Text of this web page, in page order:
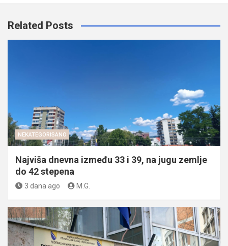
Related Posts
NEKATEGORISANO
Najviša dnevna između 33 i 39, na jugu zemlje
do 42 stepena
3 dana ago M.G.